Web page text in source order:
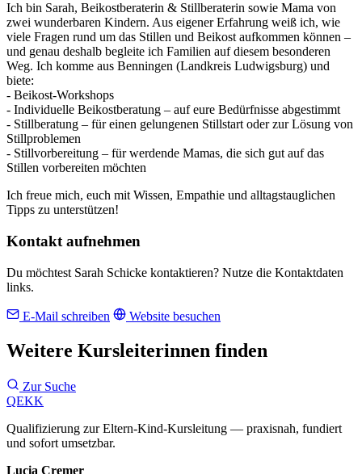
Ich bin Sarah, Beikostberaterin & Stillberaterin sowie Mama von
zwei wunderbaren Kindern. Aus eigener Erfahrung weiß ich, wie
viele Fragen rund um das Stillen und Beikost aufkommen können –
und genau deshalb begleite ich Familien auf diesem besonderen
Weg. Ich komme aus Benningen (Landkreis Ludwigsburg) und
biete:
- Beikost-Workshops
- Individuelle Beikostberatung – auf eure Bedürfnisse abgestimmt
- Stillberatung – für einen gelungenen Stillstart oder zur Lösung von
Stillproblemen
- Stillvorbereitung – für werdende Mamas, die sich gut auf das
Stillen vorbereiten möchten
Ich freue mich, euch mit Wissen, Empathie und alltagstauglichen
Tipps zu unterstützen!
Kontakt aufnehmen
Du möchtest Sarah Schicke kontaktieren? Nutze die Kontaktdaten
links.
E-Mail schreiben Website besuchen
Weitere Kursleiterinnen finden
Zur Suche
QEKK
Qualifizierung zur Eltern-Kind-Kursleitung — praxisnah, fundiert
und sofort umsetzbar.
Lucia Cremer